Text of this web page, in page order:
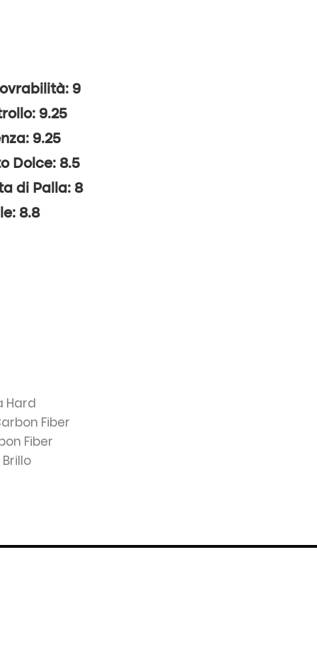
9
9.25
9.25
Dolce: 8.5
di Palla: 8
8.8
Hard
Fiber
Fiber
Brillo